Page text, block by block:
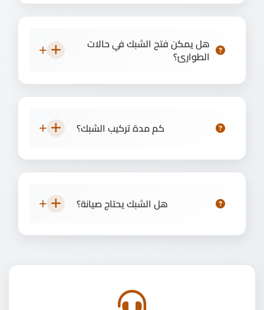
هل يمكن فتح الشبك في حالات
الطوارئ؟
كم مدة تركيب الشبك؟
هل الشبك يحتاج صيانة؟